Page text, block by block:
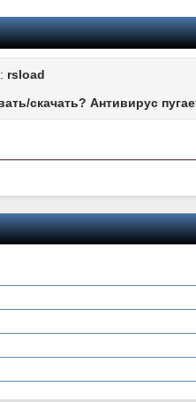
rsload
скачать? Антивирус